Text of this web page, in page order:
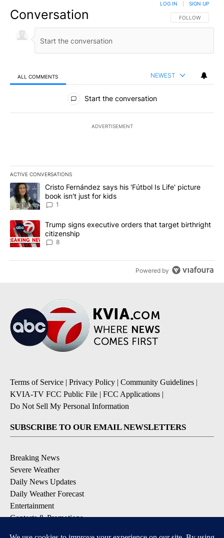
Conversation FOLLOW THIS
FOLLOW
LOG IN SIGN UP
ALL COMMENTS NEWEST
All Comments
Start the conversation
ADVERTISEMENT
ACTIVE CONVERSATIONS
The following is a list of the most commented articles in the last
A trending article titled "Cristo Fernández says his 'Fútbol Is
Cristo Fernández says his 'Fútbol Is Life' picture
book isn't just for kids
1
A trending article titled "Trump signs executive orders that
Trump signs executive orders that target birthright
citizenship
8
Powered by
Terms of Service | Privacy Policy | Community Guidelines |
KVIA-TV FCC Public File | FCC Applications |
Do Not Sell My Personal Information
SUBSCRIBE TO OUR EMAIL NEWSLETTERS
Breaking News
Severe Weather
Daily News Updates
Daily Weather Forecast
Entertainment
Contests & Promotions